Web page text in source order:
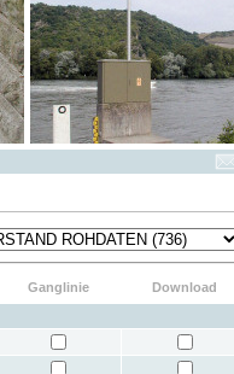
Ganglinie
Download